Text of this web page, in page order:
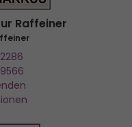
Raffeiner